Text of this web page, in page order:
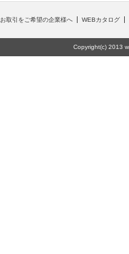
お取引をご希望の企業様へ WEBカタログ
Copyright(c) 2013